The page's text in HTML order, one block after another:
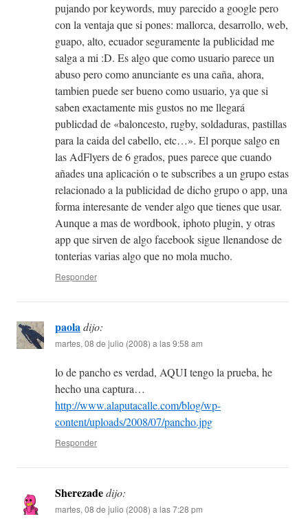
pujando por keywords, muy parecido a google pero
con la ventaja que si pones: mallorca, desarrollo, web,
guapo, alto, ecuador seguramente la publicidad me
salga a mi :D. Es algo que como usuario parece un
abuso pero como anunciante es una caña, ahora,
tambien puede ser bueno como usuario, ya que si
saben exactamente mis gustos no me llegará
publicdad de «baloncesto, rugby, soldaduras, pastillas
para la caida del cabello, etc…». El porque salgo en
las AdFlyers de 6 grados, pues parece que cuando
añades una aplicación o te subscribes a un grupo estas
relacionado a la publicidad de dicho grupo o app, una
forma interesante de vender algo que tienes que usar.
Aunque a mas de wordbook, iphoto plugin, y otras
app que sirven de algo facebook sigue llenandose de
tonterias varias algo que no mola mucho.
Responder
paoladijo:
martes, 08 de julio (2008) a las 9:58 am
lo de pancho es verdad, AQUI tengo la prueba, he
hecho una captura…
http://www.alaputacalle.com/blog/wp-
content/uploads/2008/07/pancho.jpg
Responder
Sherezadedijo:
martes, 08 de julio (2008) a las 7:28 pm